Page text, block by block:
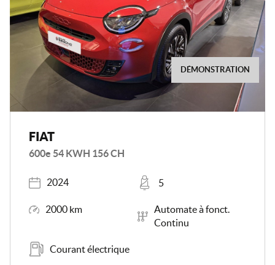
DÉMONSTRATION
FIAT
600e 54 KWH 156 CH
Année
2024
Places
5
2000 km
Automate à fonct.
Continu
Carburant
Courant électrique